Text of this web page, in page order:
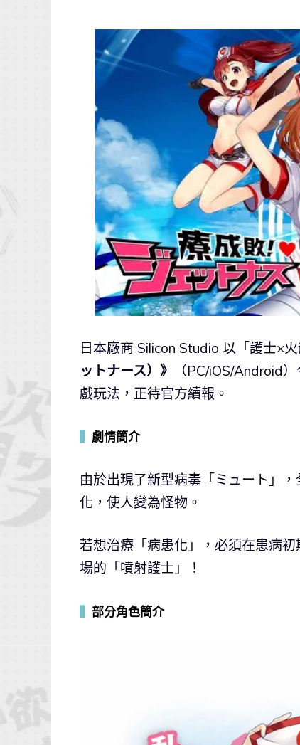
日本廠商 Silicon Studio 以「護士×
ットナース）》
（PC/iOS/Android
戲玩法，正待官方續報。
劇情簡介
由於出現了新型病毒「ミュート」
化，使人變為怪物。
若想治療「病患化」，必須在患病
場的「噴射護士」！
部分角色簡介